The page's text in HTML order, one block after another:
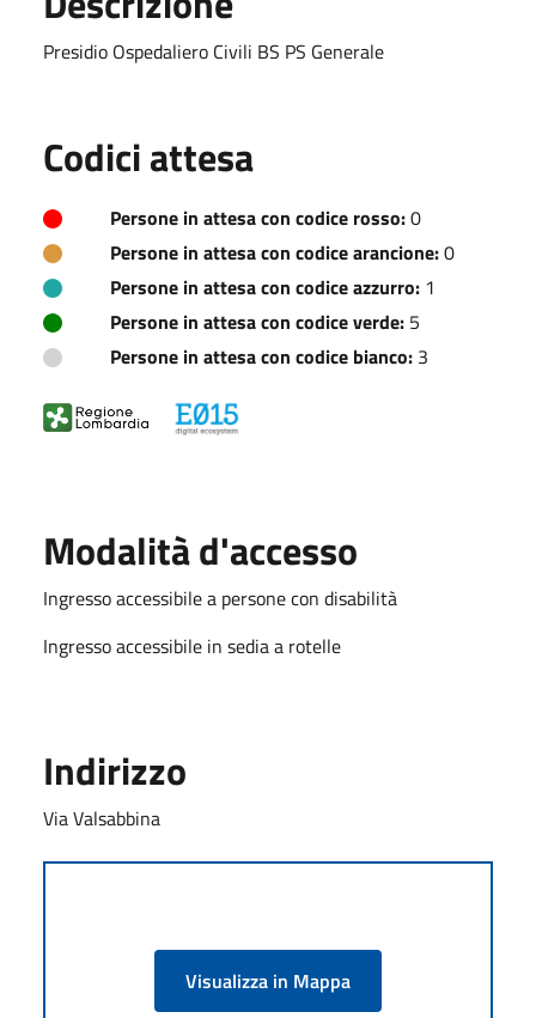
Presidio Ospedaliero Civili BS PS Generale
Codici attesa
Persone in attesa con codice rosso:0
Persone in attesa con codice arancione:0
Persone in attesa con codice azzurro: 1
Persone in attesa con codice verde: 5
Persone in attesa con codice bianco: 3
Modalità d'accesso
Ingresso accessibile a persone con disabilità
Ingresso accessibile in sedia a rotelle
Indirizzo
Via Valsabbina
Visualizza in Mappa